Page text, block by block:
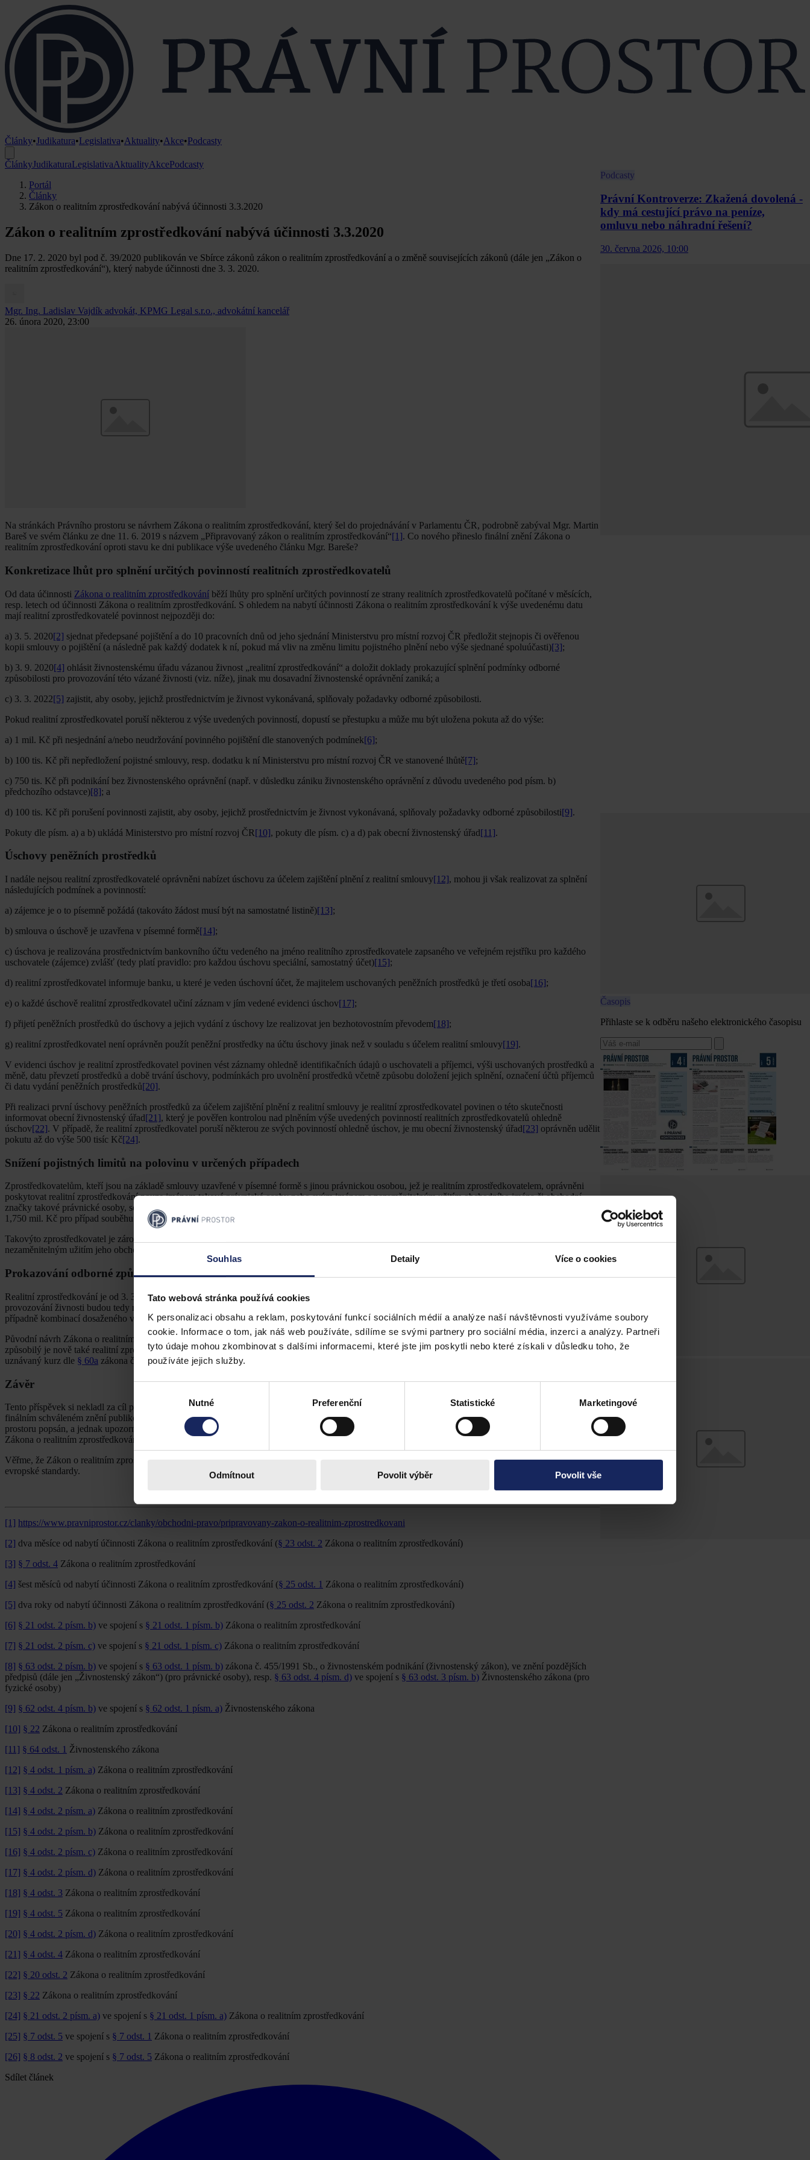
Souhlas Detaily Více o cookies
Tato webová stránka používá cookies
K personalizaci obsahu a reklam, poskytování funkcí sociálních médií a analýze naší návštěvnosti využíváme soubory
cookie. Informace o tom, jak náš web používáte, sdílíme se svými partnery pro sociální média, inzerci a analýzy. Partneři
tyto údaje mohou zkombinovat s dalšími informacemi, které jste jim poskytli nebo které získali v důsledku toho, že
používáte jejich služby.
Nutné Preferenční Statistické Marketingové
Odmítnout Povolit výběr Povolit vše
Články•Judikatura•Legislativa•Aktuality•Akce•Podcasty
ČlánkyJudikaturaLegislativaAktualityAkcePodcasty
Portál
Články
Zákon o realitním zprostředkování nabývá účinnosti 3.3.2020
Zákon o realitním zprostředkování nabývá účinnosti 3.3.2020
Dne 17. 2. 2020 byl pod č. 39/2020 publikován ve Sbírce zákonů zákon o realitním zprostředkování a o změně souvisejících zákonů (dále jen „Zákon o
realitním zprostředkování“), který nabyde účinnosti dne 3. 3. 2020.
Mgr. Ing. Ladislav Vajdík advokát, KPMG Legal s.r.o., advokátní kancelář
26. února 2020, 23:00
Na stránkách Právního prostoru se návrhem Zákona o realitním zprostředkování, který šel do projednávání v Parlamentu ČR, podrobně zabýval Mgr. Martin
Bareš ve svém článku ze dne 11. 6. 2019 s názvem „Připravovaný zákon o realitním zprostředkování“[1]. Co nového přineslo finální znění Zákona o
realitním zprostředkování oproti stavu ke dni publikace výše uvedeného článku Mgr. Bareše?
Konkretizace lhůt pro splnění určitých povinností realitních zprostředkovatelů
Od data účinnosti Zákona o realitním zprostředkování běží lhůty pro splnění určitých povinností ze strany realitních zprostředkovatelů počítané v měsících,
resp. letech od účinnosti Zákona o realitním zprostředkování. S ohledem na nabytí účinnosti Zákona o realitním zprostředkování k výše uvedenému datu
mají realitní zprostředkovatelé povinnost nejpozději do:
a) 3. 5. 2020[2] sjednat předepsané pojištění a do 10 pracovních dnů od jeho sjednání Ministerstvu pro místní rozvoj ČR předložit stejnopis či ověřenou
kopii smlouvy o pojištění (a následně pak každý dodatek k ní, pokud má vliv na změnu limitu pojistného plnění nebo výše sjednané spoluúčasti)[3];
b) 3. 9. 2020[4] ohlásit živnostenskému úřadu vázanou živnost „realitní zprostředkování“ a doložit doklady prokazující splnění podmínky odborné
způsobilosti pro provozování této vázané živnosti (viz. níže), jinak mu dosavadní živnostenské oprávnění zaniká; a
c) 3. 3. 2022[5] zajistit, aby osoby, jejichž prostřednictvím je živnost vykonávaná, splňovaly požadavky odborné způsobilosti.
Pokud realitní zprostředkovatel poruší některou z výše uvedených povinností, dopustí se přestupku a může mu být uložena pokuta až do výše:
a) 1 mil. Kč při nesjednání a/nebo neudržování povinného pojištění dle stanovených podmínek[6];
b) 100 tis. Kč při nepředložení pojistné smlouvy, resp. dodatku k ní Ministerstvu pro místní rozvoj ČR ve stanovené lhůtě[7];
c) 750 tis. Kč při podnikání bez živnostenského oprávnění (např. v důsledku zániku živnostenského oprávnění z důvodu uvedeného pod písm. b)
předchozího odstavce)[8]; a
d) 100 tis. Kč při porušení povinnosti zajistit, aby osoby, jejichž prostřednictvím je živnost vykonávaná, splňovaly požadavky odborné způsobilosti[9].
Pokuty dle písm. a) a b) ukládá Ministerstvo pro místní rozvoj ČR[10], pokuty dle písm. c) a d) pak obecní živnostenský úřad[11].
Úschovy peněžních prostředků
I nadále nejsou realitní zprostředkovatelé oprávněni nabízet úschovu za účelem zajištění plnění z realitní smlouvy[12], mohou ji však realizovat za splnění
následujících podmínek a povinností:
a) zájemce je o to písemně požádá (takováto žádost musí být na samostatné listině)[13];
b) smlouva o úschově je uzavřena v písemné formě[14];
c) úschova je realizována prostřednictvím bankovního účtu vedeného na jméno realitního zprostředkovatele zapsaného ve veřejném rejstříku pro každého
uschovatele (zájemce) zvlášť (tedy platí pravidlo: pro každou úschovu speciální, samostatný účet)[15];
d) realitní zprostředkovatel informuje banku, u které je veden úschovní účet, že majitelem uschovaných peněžních prostředků je třetí osoba[16];
e) o každé úschově realitní zprostředkovatel učiní záznam v jím vedené evidenci úschov[17];
f) přijetí peněžních prostředků do úschovy a jejich vydání z úschovy lze realizovat jen bezhotovostním převodem[18];
g) realitní zprostředkovatel není oprávněn použít peněžní prostředky na účtu úschovy jinak než v souladu s účelem realitní smlouvy[19].
V evidenci úschov je realitní zprostředkovatel povinen vést záznamy ohledně identifikačních údajů o uschovateli a příjemci, výši uschovaných prostředků a
měně, datu převzetí prostředků a době trvání úschovy, podmínkách pro uvolnění prostředků včetně způsobu doložení jejich splnění, označení účtů příjemců
či datu vydání peněžních prostředků[20].
Při realizaci první úschovy peněžních prostředků za účelem zajištění plnění z realitní smlouvy je realitní zprostředkovatel povinen o této skutečnosti
informovat obecní živnostenský úřad[21], který je pověřen kontrolou nad plněním výše uvedených povinností realitních zprostředkovatelů ohledně
úschov[22]. V případě, že realitní zprostředkovatel poruší některou ze svých povinností ohledně úschov, je mu obecní živnostenský úřad[23] oprávněn udělit
pokutu až do výše 500 tisíc Kč[24].
Snížení pojistných limitů na polovinu v určených případech
Zprostředkovatelům, kteří jsou na základě smlouvy uzavřené v písemné formě s jinou právnickou osobou, jež je realitním zprostředkovatelem, oprávněni
poskytovat realitní zprostředkování pouze jménem takové právnické osoby nebo svým jménem s nezaměnitelným užitím obchodního jména či obchodní
značky takové právnické osoby, se snižují minimální limity povinného pojistného plnění na polovinu, tedy na (i) 875 tis. Kč na jednu pojistnou událost a (ii)
1,750 mil. Kč pro případ souběhu více pojistných událostí v 1 roce
Takovýto zprostředkovatel je zároveň povinen zájemci na vyžádání předložit smlouvu uzavřenou s realitním zprostředkovatelem, jehož jménem, či s
nezaměnitelným užitím jeho obchodního jména či obchodní značky, je oprávněn poskytovat realitní zprostředkování
Prokazování odborné způsobilosti
Realitní zprostředkování je od 3. 3. 2020 zařazeno mezi vázané ohlašovací živnosti (doposud ohlašovací živnost volná). Kromě všeobecných podmínek
provozování živnosti budou tedy realitní zprostředkovatelé muset splnit i požadavky na odbornou způsobilost, která se prokazuje dosaženým vzděláním,
případně kombinací dosaženého vzdělání, absolvování odborného kursu, odborné zkoušky a/nebo praxe.
Původní návrh Zákona o realitním zprostředkování co do prokazování odborné způsobilosti byl v Poslanecké sněmovně rozšířen o další způsob – odborně
způsobilý je nově také realitní zprostředkovatel s vysokoškolským vzděláním v bakalářském programu s min. 1 rokem praxe, který absolvoval mezinárodně
uznávaný kurz dle § 60a zákona č. 111/1998 Sb. se zaměřením na nemovitosti organizovaný na státem akreditovaném ústavu.
Závěr
Tento příspěvek si nekladl za cíl pojmout Zákon o realitním zprostředkování v celé jeho materii. Jeho záměrem bylo jednak shrnout hlavní změny ve
finálním schváleném znění publikovaném ve Sbírce zákonů oproti návrhu, který šel k projednání do Parlamentu ČR a který již byl podrobně v Právním
prostoru popsán, a jednak upozornit na konkrétní data, do kterých musí být splněny ze strany realitních zprostředkovatelů určité povinnosti plynoucí ze
Zákona o realitním zprostředkování tak, aby realitní zprostředkovatelé poskytovali své služby v souladu s tímto zákonem.
Věřme, že Zákon o realitním zprostředkování povede k zamýšlené kultivaci prostředí realitního zprostředkování na území České republiky s ohledem na
evropské standardy.
[1] https://www.pravniprostor.cz/clanky/obchodni-pravo/pripravovany-zakon-o-realitnim-zprostredkovani
[2] dva měsíce od nabytí účinnosti Zákona o realitním zprostředkování (§ 23 odst. 2 Zákona o realitním zprostředkování)
[3] § 7 odst. 4 Zákona o realitním zprostředkování
[4] šest měsíců od nabytí účinnosti Zákona o realitním zprostředkování (§ 25 odst. 1 Zákona o realitním zprostředkování)
[5] dva roky od nabytí účinnosti Zákona o realitním zprostředkování (§ 25 odst. 2 Zákona o realitním zprostředkování)
[6] § 21 odst. 2 písm. b) ve spojení s § 21 odst. 1 písm. b) Zákona o realitním zprostředkování
[7] § 21 odst. 2 písm. c) ve spojení s § 21 odst. 1 písm. c) Zákona o realitním zprostředkování
[8] § 63 odst. 2 písm. b) ve spojení s § 63 odst. 1 písm. b) zákona č. 455/1991 Sb., o živnostenském podnikání (živnostenský zákon), ve znění pozdějších
předpisů (dále jen „Živnostenský zákon“) (pro právnické osoby), resp. § 63 odst. 4 písm. d) ve spojení s § 63 odst. 3 písm. b) Živnostenského zákona (pro
fyzické osoby)
[9] § 62 odst. 4 písm. b) ve spojení s § 62 odst. 1 písm. a) Živnostenského zákona
[10] § 22 Zákona o realitním zprostředkování
[11] § 64 odst. 1 Živnostenského zákona
[12] § 4 odst. 1 písm. a) Zákona o realitním zprostředkování
[13] § 4 odst. 2 Zákona o realitním zprostředkování
[14] § 4 odst. 2 písm. a) Zákona o realitním zprostředkování
[15] § 4 odst. 2 písm. b) Zákona o realitním zprostředkování
[16] § 4 odst. 2 písm. c) Zákona o realitním zprostředkování
[17] § 4 odst. 2 písm. d) Zákona o realitním zprostředkování
[18] § 4 odst. 3 Zákona o realitním zprostředkování
[19] § 4 odst. 5 Zákona o realitním zprostředkování
[20] § 4 odst. 2 písm. d) Zákona o realitním zprostředkování
[21] § 4 odst. 4 Zákona o realitním zprostředkování
[22] § 20 odst. 2 Zákona o realitním zprostředkování
[23] § 22 Zákona o realitním zprostředkování
[24] § 21 odst. 2 písm. a) ve spojení s § 21 odst. 1 písm. a) Zákona o realitním zprostředkování
[25] § 7 odst. 5 ve spojení s § 7 odst. 1 Zákona o realitním zprostředkování
[26] § 8 odst. 2 ve spojení s § 7 odst. 5 Zákona o realitním zprostředkování
Sdílet článek
Podcasty
Právní Kontroverze: Zkažená dovolená -
kdy má cestující právo na peníze,
omluvu nebo náhradní řešení?
30. června 2026, 10:00
Časopis
Přihlaste se k odběru našeho elektronického časopisu